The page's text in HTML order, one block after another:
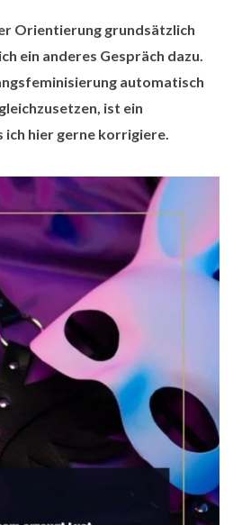
Orientierung grundsätzlich
ein anderes Gespräch dazu.
automatisch
ist ein
ich hier gerne korrigiere.